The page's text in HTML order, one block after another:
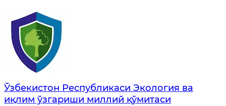
Ўзбекистон Республикаси Экология ва
иқлим ўзгариши миллий қўмитаси